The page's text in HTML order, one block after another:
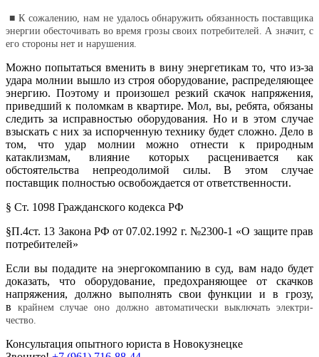
■ К сожалению, нам не удалось обнаружить обязанность постав­щика
энергии обесточивать во время грозы своих потребителей. А значит, с
его стороны нет и нарушения.
Можно попытаться вменить в вину энергетикам то, что из-за
удара молнии вышло из строя оборудование, распределяющее
энергию. Поэтому и произошел резкий скачок напряжения,
при­ведший к поломкам в квартире. Мол, вы, ребята, обязаны
следить за исправностью оборудования. Но и в этом случае
взыскать с них за испорченную технику будет сложно. Дело в
том, что удар молнии можно отнести к природным
катаклизмам, влияние которых расценивается как
обстоятельства непреодолимой силы. В этом случае
поставщик полностью освобождается от от­ветственности.
§ Ст. 1098 Гражданского кодекса РФ
§П.4ст. 13 Закона РФ от 07.02.1992 г. №2300-1 «О защите прав
потребителей»
Если вы подадите на энергокомпанию в суд, вам надо будет
доказать, что оборудование, предохраняющее от скачков
напряжения, должно выполнять свои функции и в грозу,
в крайнем случае оно должно автоматически выключать электри­
чество.
Консультация опытного юриста в Новокузнецке